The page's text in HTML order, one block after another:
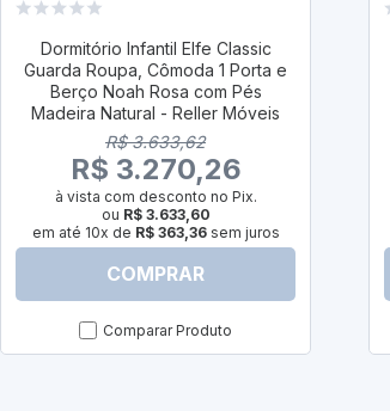
Dormitório Infantil Elfe Classic
Guarda Roupa, Cômoda 1 Porta e
Berço Noah Rosa com Pés
Madeira Natural - Reller Móveis
R$ 3.633,62
R$ 3.270,26
à vista com desconto no Pix.
ou R$ 3.633,60
em até 10x de R$ 363,36sem juros
COMPRAR
Comparar Produto